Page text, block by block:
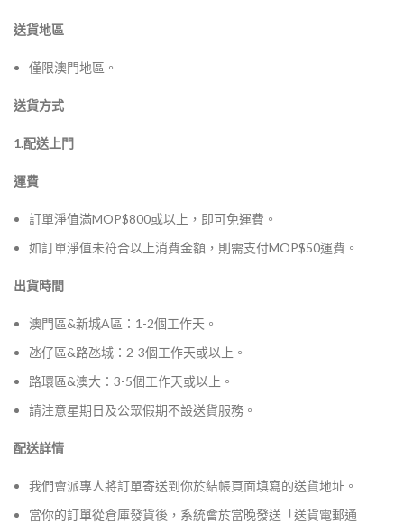
送貨地區
僅限澳門地區。
送貨方式
1.配送上門
運費
訂單淨值滿MOP$800或以上，即可免運費。
如訂單淨值未符合以上消費金額，則需支付MOP$50運費。
出貨時間
澳門區&新城A區：1-2個工作天。
氹仔區&路氹城：2-3個工作天或以上。
路環區&澳大：3-5個工作天或以上。
請注意星期日及公眾假期不設送貨服務。
配送詳情
我們會派專人將訂單寄送到你於結帳頁面填寫的送貨地址。
當你的訂單從倉庫發貨後，系統會於當晚發送「送貨電郵通